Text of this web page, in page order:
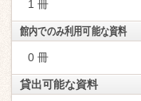
1 冊
館内でのみ利用可能な資料
0 冊
貸出可能な資料